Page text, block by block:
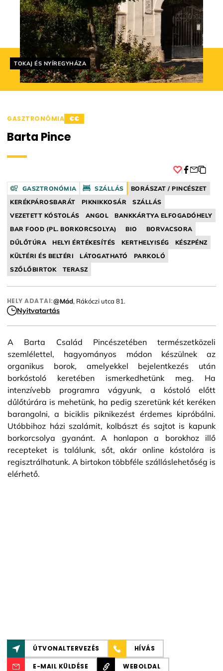
Helyszín címkék:
TOKAJ ÉS NYÍREGYHÁZA
GASZTRONÓMIA €€
Barta Pince
GASZTRONÓMIA SZÁLLÁS
BORÁSZAT / PINCÉSZET
KERÉKPÁROSBARÁT
PIKNIKKOSÁR
SZÁLLÁS
VEZETETT KÓSTOLÁS
ANGOL
BANKKÁRTYA ELFOGADÓHELY
BAR FOOD (PL. BORKORCSOLYA)
BIO
BORVACSORA
DŰLŐTÚRA
HELYI ÉRTÉKESÍTÉS KERTHELYISÉG
KÉSZPÉNZ
KÜLTÉRI ÉS BELTÉRI
LÁTOGATHATÓ
PARKOLÓ
SZŐLŐBIRTOK
TERASZ
HELY ADATAI:@Mád, Rákóczi utca 81.
Nyitvatartás
A Barta Család Pincészetében természetközeli
szemlélettel, hagyományos módon készülnek az
organikus borok, amelyekkel bejelentkezés után
borkóstoló keretében ismerkedhetünk meg. Ha
intenzívebb programra vágyunk, a kóstoló előtt
dűlőtúrára is mehetünk, ha pedig szeretünk két keréken
barangolni, a biciklis piknikezést érdemes kipróbálni.
Utóbbihoz házi szalámit, kolbászt és sajtot is kapunk
borkorcsolya gyanánt. A honlapon a borokhoz illő
recepteket is találunk, sőt, akár online kóstolóra is
regisztrálhatunk. A birtokon többféle szálláslehetőség is
elérhető.
ÚTVONALTERVEZÉS HÍVÁS
E-MAIL KÜLDÉSE WEBOLDAL